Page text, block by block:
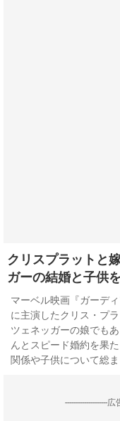
クリスプラットと
ガーの結婚と子供
マーベル映画『ガーデ
に主演したクリス・プ
ツェネッガーの娘でも
んとスピード婚約を果
関係や子供について総ま
--------------------